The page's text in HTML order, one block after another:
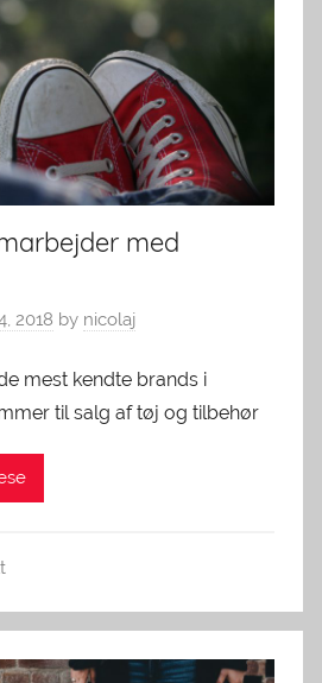
med
2018 by nicolaj
mest kendte brands i
til salg af tøj og tilbehør